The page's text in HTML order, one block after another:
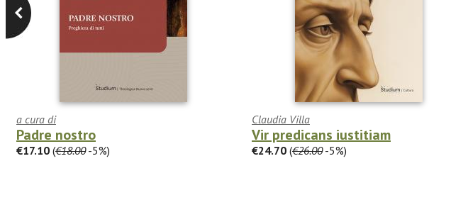
a cura di
Padre nostro
€17.10 (€18.00-5%)
Claudia Villa
Vir predicans iustitiam
€24.70 (€26.00-5%)